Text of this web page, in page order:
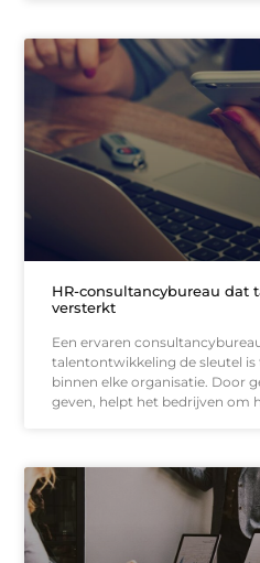
HR-consultancybureau dat
versterkt
Een ervaren
talentontwikkeling de sleutel
binnen elke organisatie. Door
geven, helpt het bedrijven om